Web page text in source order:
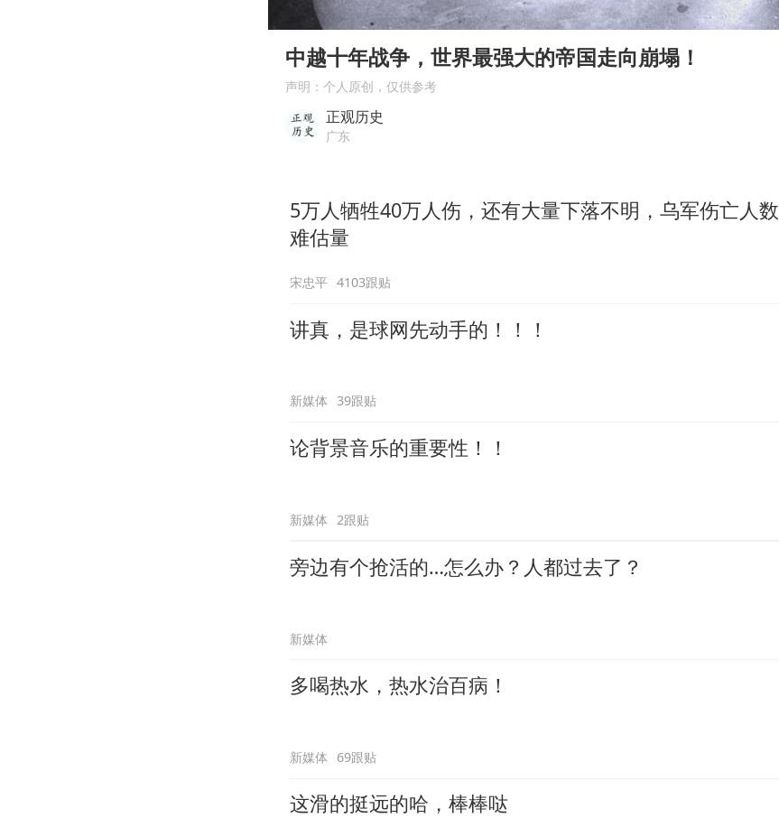
泸溪河：桃酥吃出金属牙冠视频不实
“中国蔬菜之乡”最高温达41.8℃
日本广岛民众举行游行反对政府行径
如何把百年大党建设得更加坚强有力？
00:00
中越十年战争，世界最强大的帝国走向崩塌！
声明：个人原创，仅供参考
正观历史
广东
5万人牺牲40万人伤，还有大量下落不明，乌军伤亡人数
难估量
宋忠平 4103跟贴
讲真，是球网先动手的！！！
新媒体 39跟贴
论背景音乐的重要性！！
新媒体 2跟贴
旁边有个抢活的…怎么办？人都过去了？
新媒体
多喝热水，热水治百病！
新媒体 69跟贴
这滑的挺远的哈，棒棒哒